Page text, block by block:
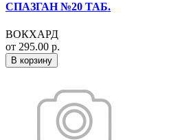
СПАЗГАН №20 ТАБ.
ВОКХАРД
от 295.00 р.
В корзину